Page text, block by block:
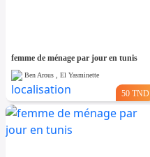
femme de ménage par jour en tunis
Ben Arous , El Yasminette
50 TND